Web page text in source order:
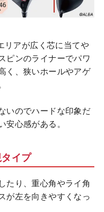
リアが広く芯に当てや
ピンのライナーでパワ
く、狭いホールやアゲ
いのでハードな印象だ
安心感がある。
イプ
たり、重心角やライ角
が左を向きやすくなっ